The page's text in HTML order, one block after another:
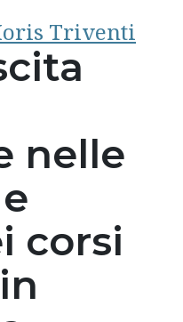
Triventi
nelle
corsi